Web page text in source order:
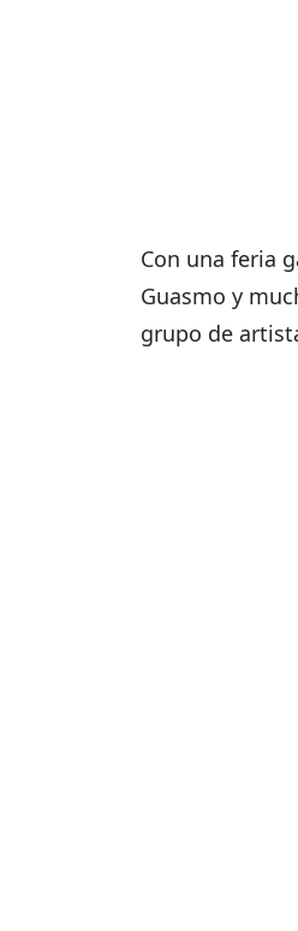
Con una feria
Guasmo y
grupo de